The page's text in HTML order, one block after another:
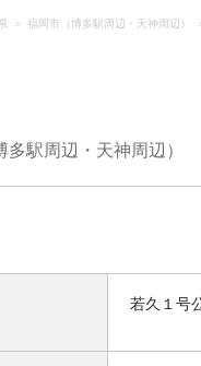
福岡市（博多駅周辺・天神周辺）
駅周辺・天神周辺）
若久１号